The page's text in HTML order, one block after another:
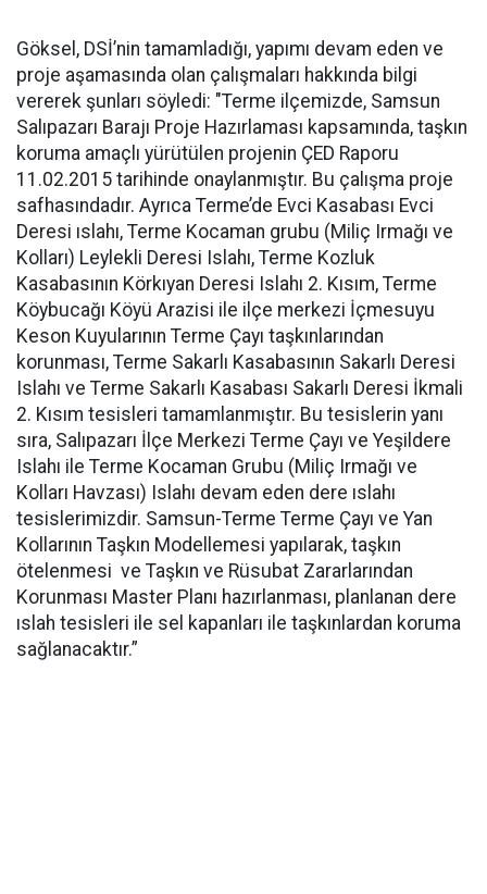
Göksel, DSİ’nin tamamladığı, yapımı devam eden ve
proje aşamasında olan çalışmaları hakkında bilgi
vererek şunları söyledi: "Terme ilçemizde, Samsun
Salıpazarı Barajı Proje Hazırlaması kapsamında, taşkın
koruma amaçlı yürütülen projenin ÇED Raporu
11.02.2015 tarihinde onaylanmıştır. Bu çalışma proje
safhasındadır. Ayrıca Terme’de Evci Kasabası Evci
Deresi ıslahı, Terme Kocaman grubu (Miliç Irmağı ve
Kolları) Leylekli Deresi Islahı, Terme Kozluk
Kasabasının Körkıyan Deresi Islahı 2. Kısım, Terme
Köybucağı Köyü Arazisi ile ilçe merkezi İçmesuyu
Keson Kuyularının Terme Çayı taşkınlarından
korunması, Terme Sakarlı Kasabasının Sakarlı Deresi
Islahı ve Terme Sakarlı Kasabası Sakarlı Deresi İkmali
2. Kısım tesisleri tamamlanmıştır. Bu tesislerin yanı
sıra, Salıpazarı İlçe Merkezi Terme Çayı ve Yeşildere
Islahı ile Terme Kocaman Grubu (Miliç Irmağı ve
Kolları Havzası) Islahı devam eden dere ıslahı
tesislerimizdir. Samsun-Terme Terme Çayı ve Yan
Kollarının Taşkın Modellemesi yapılarak, taşkın
ötelenmesi ve Taşkın ve Rüsubat Zararlarından
Korunması Master Planı hazırlanması, planlanan dere
ıslah tesisleri ile sel kapanları ile taşkınlardan koruma
sağlanacaktır.”